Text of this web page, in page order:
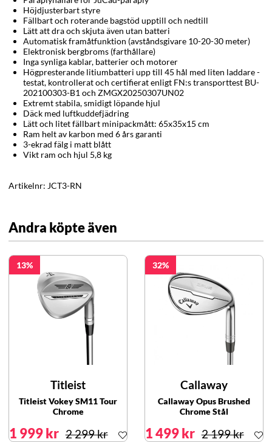
Höjdjusterbart styre
Fällbart och roterande bagstöd upptill och nedtill
Lätt att dra och skjuta även utan batteri
Automatisk framåtfunktion (avståndsgivare 10-20-30 meter)
Elektronisk bergbroms (farthållare)
Inga synliga kablar, batterier och motorer
Högpresterande litiumbatteri upp till 45 hål med liten laddare -
testat, kontrollerat och certifierat enligt FN:s transporttest BU-
202100303-B1 och ZMGX20250307UN02
Extremt stabila, smidigt löpande hjul
Däck med luftkuddefjädring
Lätt och litet fällbart minipackmått: 65x35x15 cm
Ram helt av karbon med 6 års garanti
3-ekrad fälg i matt blått
Vikt ram och hjul 5,8 kg
Artikelnr: JCT3-RN
Andra köpte även
13
Titleist
Titleist Vokey SM11 Tour
Chrome
1 999 kr 2 299 kr
32
Callaway
Callaway Opus Brushed
Chrome Stål
1 499 kr 2 199 kr